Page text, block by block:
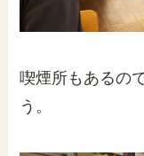
喫煙所もあるの
う。